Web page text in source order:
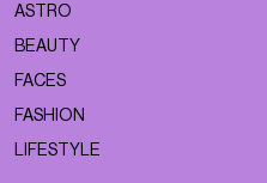
ASTRO
BEAUTY
FACES
FASHION
LIFESTYLE